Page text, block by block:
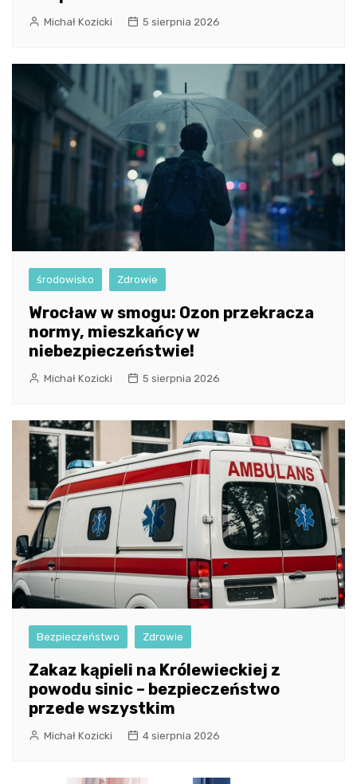
Michał Kozicki 5 sierpnia 2026
środowisko Zdrowie
Wrocław w smogu: Ozon przekracza
normy, mieszkańcy w
niebezpieczeństwie!
Michał Kozicki 5 sierpnia 2026
Bezpieczeństwo Zdrowie
Zakaz kąpieli na Królewieckiej z
powodu sinic – bezpieczeństwo
przede wszystkim
Michał Kozicki 4 sierpnia 2026